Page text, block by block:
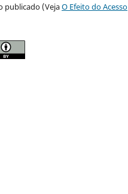
publicado (VejaO Efeito do Acesso